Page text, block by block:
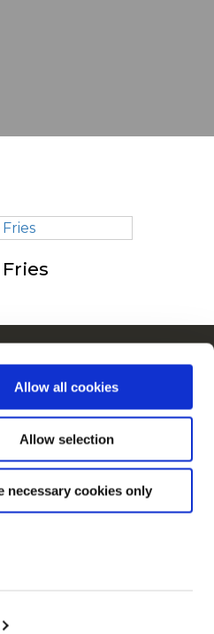
Allow all cookies
Allow selection
necessary cookies only